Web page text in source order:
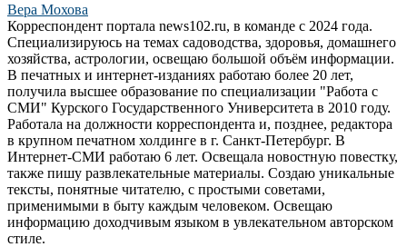
Вера Мохова
Корреспондент портала news102.ru, в команде с 2024 года.
Специализируюсь на темах садоводства, здоровья, домашнего
хозяйства, астрологии, освещаю большой объём информации.
В печатных и интернет-изданиях работаю более 20 лет,
получила высшее образование по специализации "Работа с
СМИ" Курского Государственного Университета в 2010 году.
Работала на должности корреспондента и, позднее, редактора
в крупном печатном холдинге в г. Санкт-Петербург. В
Интернет-СМИ работаю 6 лет. Освещала новостную повестку,
также пишу развлекательные материалы. Создаю уникальные
тексты, понятные читателю, с простыми советами,
применимыми в быту каждым человеком. Освещаю
информацию доходчивым языком в увлекательном авторском
стиле.